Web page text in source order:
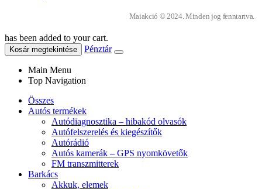
Maiakció © 2024. Minden jog fenntartva.
has been added to your cart.
Kosár megtekintése Pénztár
Main Menu
Top Navigation
Összes
Autós termékek
Autódiagnosztika – hibakód olvasók
Autófelszerelés és kiegészítők
Autórádió
Autós kamerák – GPS nyomkövetők
FM transzmitterek
Barkács
Akkuk, elemek